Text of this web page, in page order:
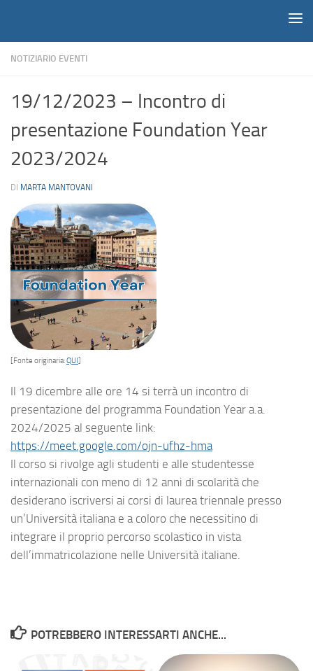
NOTIZIARIO EVENTI
19/12/2023 – Incontro di
presentazione Foundation Year
2023/2024
DI MARTA MANTOVANI
[Fonte originaria:QUI
Il 19 dicembre alle ore 14 si terrà un incontro di
presentazione del programma Foundation Year a.a.
2024/2025 al seguente link:
https://meet.google.com/ojn-ufhz-hma
Il corso si rivolge agli studenti e alle studentesse
internazionali con meno di 12 anni di scolarità che
desiderano iscriversi ai corsi di laurea triennale presso
un’Università italiana e a coloro che necessitino di
integrare il proprio percorso scolastico in vista
dell’immatricolazione nelle Università italiane.
POTREBBERO INTERESSARTI ANCHE...